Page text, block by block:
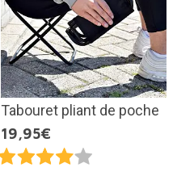
Tabouret pliant de poche
19,95€